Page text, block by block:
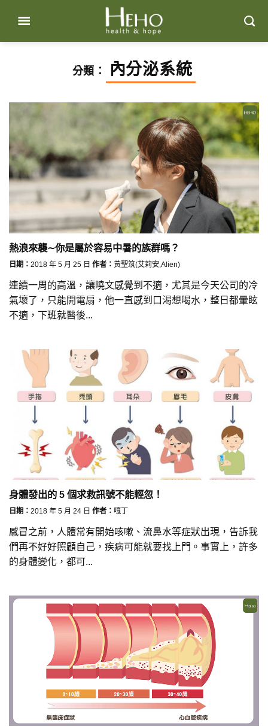
content
分類： 內分泌系統
熱浪來襲∼你是屬於容易中暑的族群嗎？
日期： 2018 年 5 月 25 日 作者： 黃聖筑(艾莉安,Alien)
連續一周的高溫，讓曉文感覺到不適，尤其是今天公司的冷
氣壞了，只能開電扇，他一直感到口渴想喝水，整日都暈眩
不適，下班就醫後...
身體發出的 5 個求救訊號不能輕忽！
日期： 2018 年 5 月 24 日 作者： 嘎丁
感冒之前，人體常有開始咳嗽、流鼻水等症狀出現，告訴我
們再不好好照顧自己，疾病可能就要找上門。事實上，許多
的身體變化，都可...